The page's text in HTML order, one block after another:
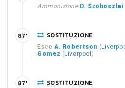
Ammonizione D. Szoboszlai
SOSTITUZIONE
Esce A. Robertson (
Gomez ( Liverpool )
87'
SOSTITUZIONE
87'